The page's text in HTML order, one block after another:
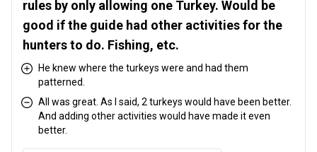
rules by only allowing one Turkey. Would be
good if the guide had other activities for the
hunters to do. Fishing, etc.
He knew where the turkeys were and had them
patterned.
All was great. As I said, 2 turkeys would have been better.
And adding other activities would have made it even
better.